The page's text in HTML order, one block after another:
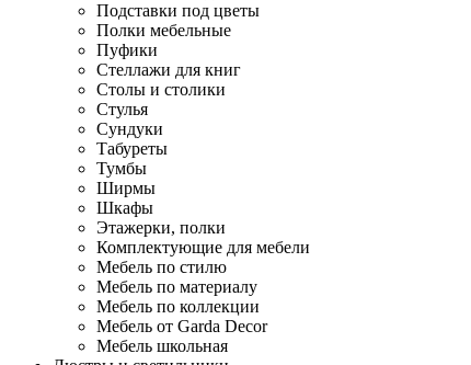
Подставки под цветы
Полки мебельные
Пуфики
Стеллажи для книг
Столы и столики
Стулья
Сундуки
Табуреты
Тумбы
Ширмы
Шкафы
Этажерки, полки
Комплектующие для мебели
Мебель по стилю
Мебель по материалу
Мебель по коллекции
Мебель от Garda Decor
Мебель школьная